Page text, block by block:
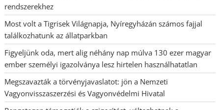
rendszerekhez
Most volt a Tigrisek Világnapja, Nyíregyházán számos fajjal
találkozhatunk az állatparkban
Figyeljünk oda, mert alig néhány nap múlva 130 ezer magyar
ember személyi igazolványa lesz hirtelen használhatatlan
Megszavazták a törvényjavaslatot: jön a Nemzeti
Vagyonvisszaszerzési és Vagyonvédelmi Hivatal